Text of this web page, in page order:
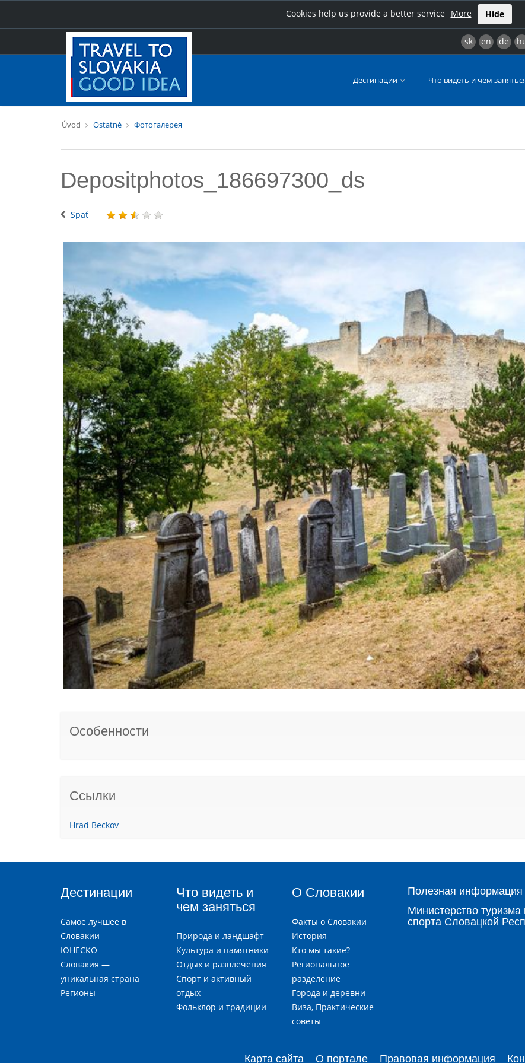
Cookies help us provide a better service More Hide
sk en de
Дестинации Что видеть и чем
Úvod Ostatné Фотогалерея
Depositphotos_186697300_ds
Späť
Особенности
Ссылки
Hrad Beckov
Дестинации
Самое лучшее в
Словакии
ЮНЕСКО
Словакия —
уникальная страна
Регионы
Что видеть и
чем заняться
Природа и ландшафт
Культура и памятники
Отдых и развлечения
Спорт и активный
отдых
Фольклор и традиции
О Словакии
Факты о Словакии
История
Кто мы такие?
Региональное
разделение
Города и деревни
Виза, Практические
советы
Полезная информация
Министерство туризма
спорта Словацкой
Карта сайта О портале Правовая информация